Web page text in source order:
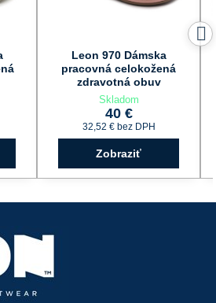
Leon 970 Dámska
pracovná celokožená
zdravotná obuv
Skladom
40 €
32,52 € bez DPH
Zobraziť